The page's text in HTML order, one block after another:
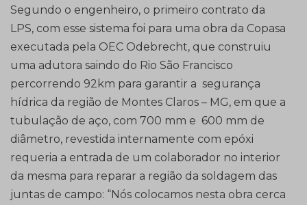
Segundo o engenheiro, o primeiro contrato da
LPS, com esse sistema foi para uma obra da Copasa
executada pela OEC Odebrecht, que construiu
uma adutora saindo do Rio São Francisco
percorrendo 92km para garantir a segurança
hídrica da região de Montes Claros – MG, em que a
tubulação de aço, com 700 mm e 600 mm de
diâmetro, revestida internamente com epóxi
requeria a entrada de um colaborador no interior
da mesma para reparar a região da soldagem das
juntas de campo: “Nós colocamos nesta obra cerca